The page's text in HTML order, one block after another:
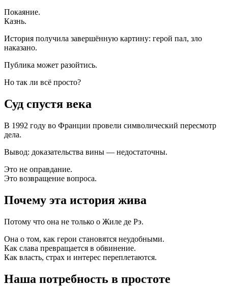
Покаяние.
Казнь.
История получила завершённую картину: герой пал, зло
наказано.
Публика может разойтись.
Но так ли всё просто?
Суд спустя века
В 1992 году во Франции провели символический пересмотр
дела.
Вывод: доказательства вины — недостаточны.
Это не оправдание.
Это возвращение вопроса.
Почему эта история жива
Потому что она не только о Жиле де Рэ.
Она о том, как герои становятся неудобными.
Как слава превращается в обвинение.
Как власть, страх и интерес переплетаются.
Наша потребность в простоте